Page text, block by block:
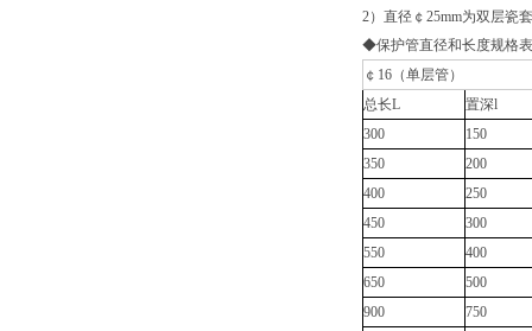
2）直径￠25mm为双层瓷
◆保护管直径和长度规格表
￠16（单层管）
总长L
置深l
300
150
350
200
400
250
450
300
550
400
650
500
900
750